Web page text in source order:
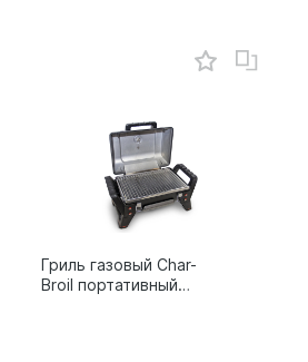
Гриль газовый Char-
Broil портативный